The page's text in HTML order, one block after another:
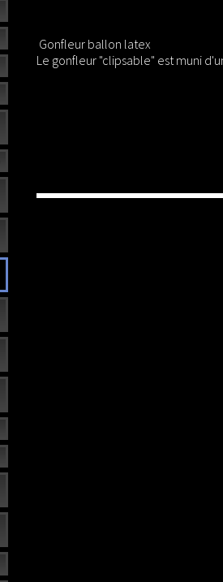
Gonfleur ballon latex
Le gonfleur "clipsable" est muni